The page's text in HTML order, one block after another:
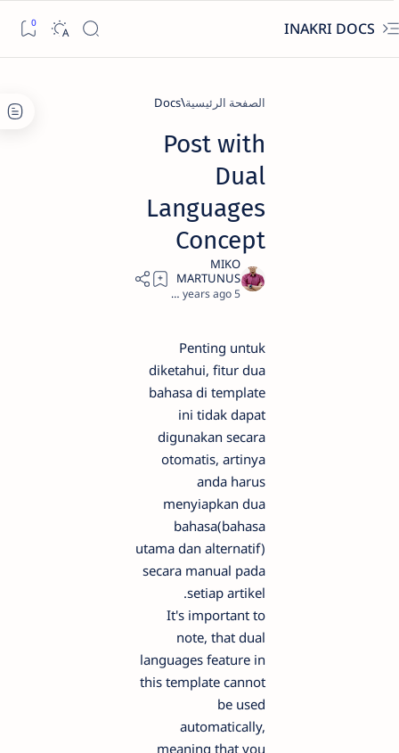
INAKRI DOCS
الصفحة الرئيسية Docs
Post with
Dual
Languages
Concept
5 years ago
Penting untuk
diketahui, fitur dua
bahasa di template
ini tidak dapat
digunakan secara
otomatis, artinya
anda harus
menyiapkan dua
bahasa(bahasa
utama dan alternatif)
secara manual pada
setiap artikel.
It's important to
note, that dual
languages feature in
this template cannot
be used
automatically,
meaning that you